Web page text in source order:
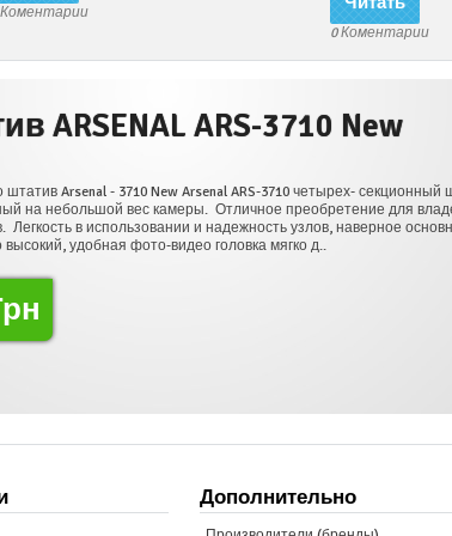
Коментарии
0 Коментарии
3710 New
3710 четырех- секционный штатив начального уровня
преобретение для владельцев беззеркальных камер и
узлов, наверное основные плюсы этого штатива, он
мягко д..
Дополнительно